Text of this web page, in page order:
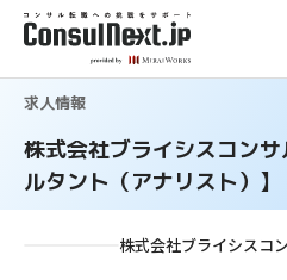
求人情報
株式会社ブライシスコン
ルタント（アナリスト）】
株式会社ブライシスコ